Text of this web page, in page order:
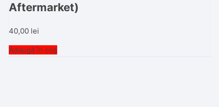
Aftermarket)
40,00 lei
Adaugă în coș